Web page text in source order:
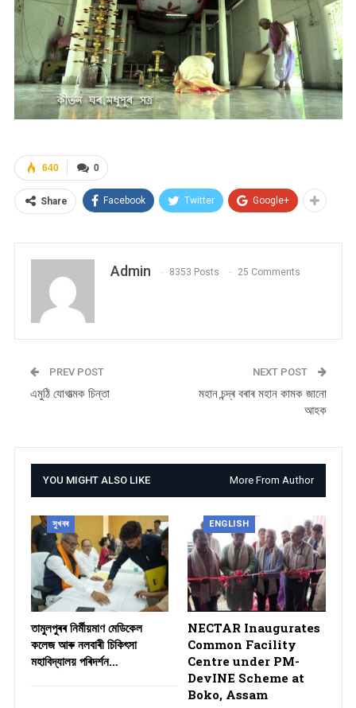
0
640
Share Facebook Twitter Google+
Admin 8353 Posts 25 Comments
PREV POST
এমুঠি যোগাত্মক চিন্তা
NEXT POST
মহান চন্দ্ৰ বৰাৰ মহান কামক জানো
আহক
YOU MIGHT ALSO LIKE More From Author
সুখবৰ
তামুলপুৰৰ নিৰ্মীয়মাণ মেডিকেল
কলেজ আৰু নলবাৰী চিকিৎসা
মহাবিদ্যালয় পৰিদৰ্শন…
ENGLISH
NECTAR Inaugurates
Common Facility
Centre under PM-
DevINE Scheme at
Boko, Assam